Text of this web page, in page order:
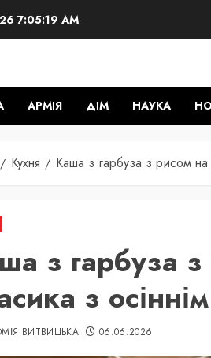
7:05:20 AM
АРМІЯ ДІМ НАУКА
Кухня Каша з гарбуза з рисом на
з гарбуза
з
ВИТВИЦЬКА 06.06.2026